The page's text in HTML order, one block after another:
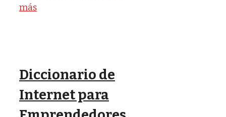
más
Diccionario de
Internet para